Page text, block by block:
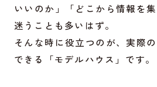
いいのか」「どこから情報を
迷うことも多いはず。
そんな時に役立つのが、実際
できる「モデルハウス」です。